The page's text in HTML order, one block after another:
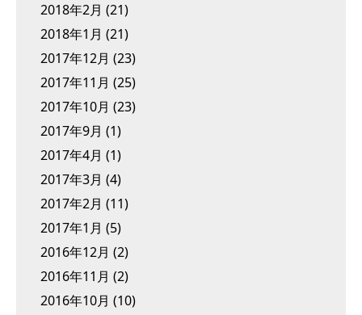
2018年2月 (21)
2018年1月 (21)
2017年12月 (23)
2017年11月 (25)
2017年10月 (23)
2017年9月 (1)
2017年4月 (1)
2017年3月 (4)
2017年2月 (11)
2017年1月 (5)
2016年12月 (2)
2016年11月 (2)
2016年10月 (10)